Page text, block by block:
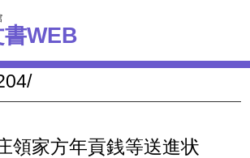
WEB
領家方年貢銭等送進状